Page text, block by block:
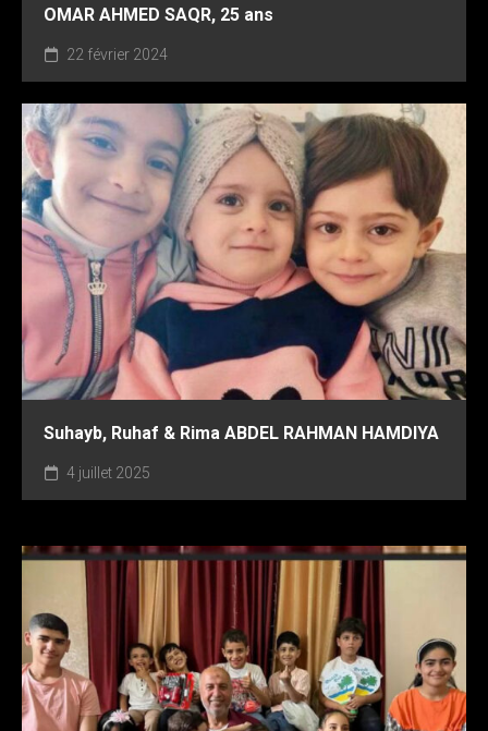
OMAR AHMED SAQR, 25 ans
22 février 2024
Suhayb, Ruhaf & Rima ABDEL RAHMAN HAMDIYA
4 juillet 2025